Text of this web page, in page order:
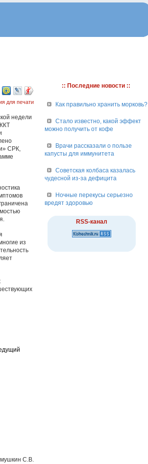
для печати
недели
СРК,
из
C.B.
:: Последние новости ::
Как правильно хранить морковь?
Стало известно, какой эффект
можно получить от кофе
Врачи рассказали о пользе
капусты для иммунитета
Советская колбаса казалась
чудесной из-за дефицита
Ночные перекусы серьезно
вредят здоровью
RSS-канал